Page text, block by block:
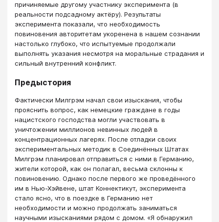
причиняемые другому участнику эксперимента (в
реальности подсадному актёру). Результаты
эксперимента показали, что необходимость
повиновения авторитетам укоренена в нашем сознании
настолько глубоко, что испытуемые продолжали
выполнять указания несмотря на моральные страдания и
сильный внутренний конфликт.
Предыстория
Фактически Милгрэм начал свои изыскания, чтобы
прояснить вопрос, как немецкие граждане в годы
нацистского господства могли участвовать в
уничтожении миллионов невинных людей в
концентрационных лагерях. После отладки своих
экспериментальных методик в Соединённых Штатах
Милгрэм планировал отправиться с ними в Германию,
жители которой, как он полагал, весьма склонны к
повиновению. Однако после первого же проведённого
им в Нью-Хэйвене, штат Коннектикут, эксперимента
стало ясно, что в поездке в Германию нет
необходимости и можно продолжать заниматься
научными изысканиями рядом с домом. «Я обнаружил